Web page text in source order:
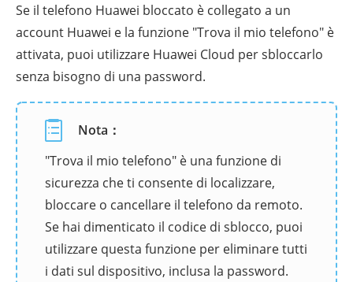
Se il telefono Huawei bloccato è collegato a un
account Huawei e la funzione "Trova il mio telefono" è
attivata, puoi utilizzare Huawei Cloud per sbloccarlo
senza bisogno di una password.
Nota：
"Trova il mio telefono" è una funzione di
sicurezza che ti consente di localizzare,
bloccare o cancellare il telefono da remoto.
Se hai dimenticato il codice di sblocco, puoi
utilizzare questa funzione per eliminare tutti
i dati sul dispositivo, inclusa la password.